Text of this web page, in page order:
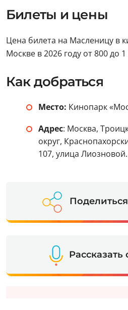
Билеты и цены
Цена билета на Масленицу в
Москве в 2026 году от 800 до
Как добраться
Место: Кинопарк
Адрес: Москва,
округ,
107, улица Лиозновой.